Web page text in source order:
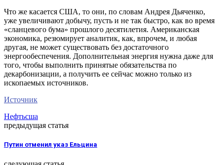
Что же касается США, то они, по словам Андрея Дьяченко,
уже увеличивают добычу, пусть и не так быстро, как во время
«сланцевого бума» прошлого десятилетия. Американская
экономика, резюмирует аналитик, как, впрочем, и любая
другая, не может существовать без достаточного
энергообеспечения. Дополнительная энергия нужна даже для
того, чтобы выполнить принятые обязательства по
декарбонизации, а получить ее сейчас можно только из
ископаемых источников.
Источник
Нефтьсша
предыдущая статья
Путин отменил указ Ельцина